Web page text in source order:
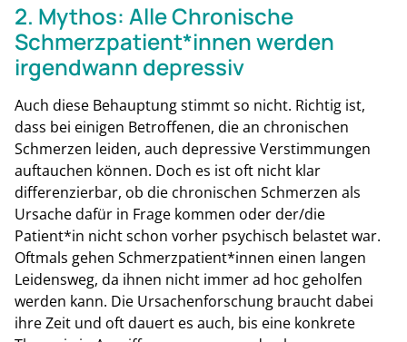
2. Mythos: Alle Chronische
Schmerzpatient*innen werden
irgendwann depressiv
Auch diese Behauptung stimmt so nicht. Richtig ist,
dass bei einigen Betroffenen, die an chronischen
Schmerzen leiden, auch depressive Verstimmungen
auftauchen können. Doch es ist oft nicht klar
differenzierbar, ob die chronischen Schmerzen als
Ursache dafür in Frage kommen oder der/die
Patient*in nicht schon vorher psychisch belastet war.
Oftmals gehen Schmerzpatient*innen einen langen
Leidensweg, da ihnen nicht immer ad hoc geholfen
werden kann. Die Ursachenforschung braucht dabei
ihre Zeit und oft dauert es auch, bis eine konkrete